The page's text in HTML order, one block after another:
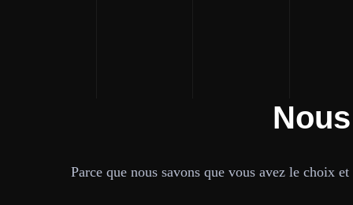
Parce que nous savons que vous avez le choix